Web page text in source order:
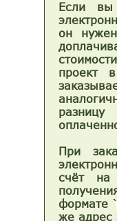
Если вы
он
проект
При
счёт на
формате
же адрес